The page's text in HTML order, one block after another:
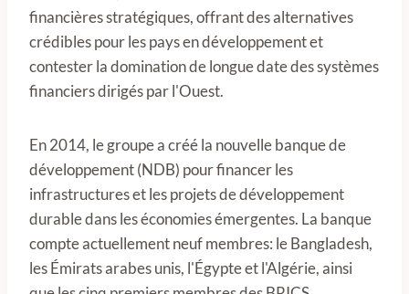
financières stratégiques, offrant des alternatives
crédibles pour les pays en développement et
contester la domination de longue date des systèmes
financiers dirigés par l'Ouest.
En 2014, le groupe a créé la nouvelle banque de
développement (NDB) pour financer les
infrastructures et les projets de développement
durable dans les économies émergentes. La banque
compte actuellement neuf membres: le Bangladesh,
les Émirats arabes unis, l'Égypte et l'Algérie, ainsi